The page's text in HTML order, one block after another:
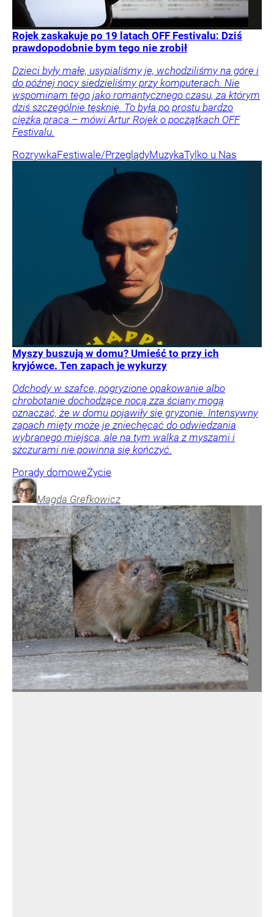
Rojek zaskakuje po 19 latach OFF Festivalu: Dziś
prawdopodobnie bym tego nie zrobił
Dzieci były małe, usypialiśmy je, wchodziliśmy na górę i
do późnej nocy siedzieliśmy przy komputerach. Nie
wspominam tego jako romantycznego czasu, za którym
dziś szczególnie tęsknię. To była po prostu bardzo
ciężka praca – mówi Artur Rojek o początkach OFF
Festivalu.
RozrywkaFestiwale/PrzeglądyMuzykaTylko u Nas
Myszy buszują w domu? Umieść to przy ich
kryjówce. Ten zapach je wykurzy
Odchody w szafce, pogryzione opakowanie albo
chrobotanie dochodzące nocą zza ściany mogą
oznaczać, że w domu pojawiły się gryzonie. Intensywny
zapach mięty może je zniechęcać do odwiedzania
wybranego miejsca, ale na tym walka z myszami i
szczurami nie powinna się kończyć.
Porady domoweŻycie
Magda Grefkowicz